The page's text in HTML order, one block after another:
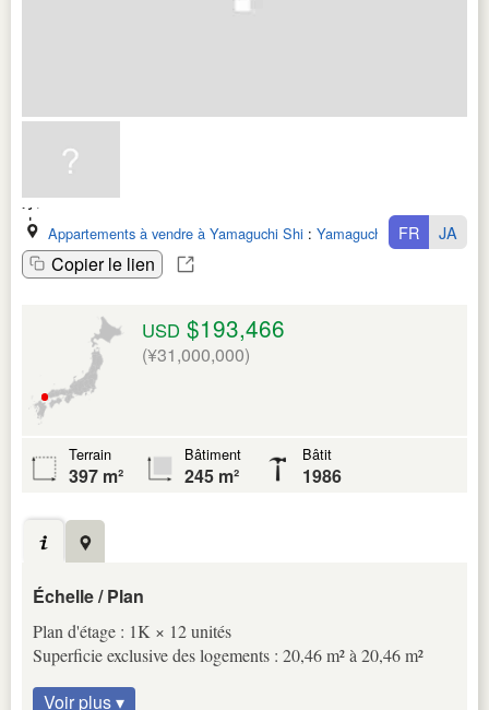
Appartements à vendre à Yamaguchi Shi : Yamaguchi Ken
Copier le lien
FR JA
USD $193,466
(¥31,000,000)
Terrain
397 m²
Bâtiment
245 m²
Bâtit
1986
Échelle / Plan
Plan d'étage : 1K × 12 unités
Superficie exclusive des logements : 20,46 m² à 20,46 m²
Voir plus ▾